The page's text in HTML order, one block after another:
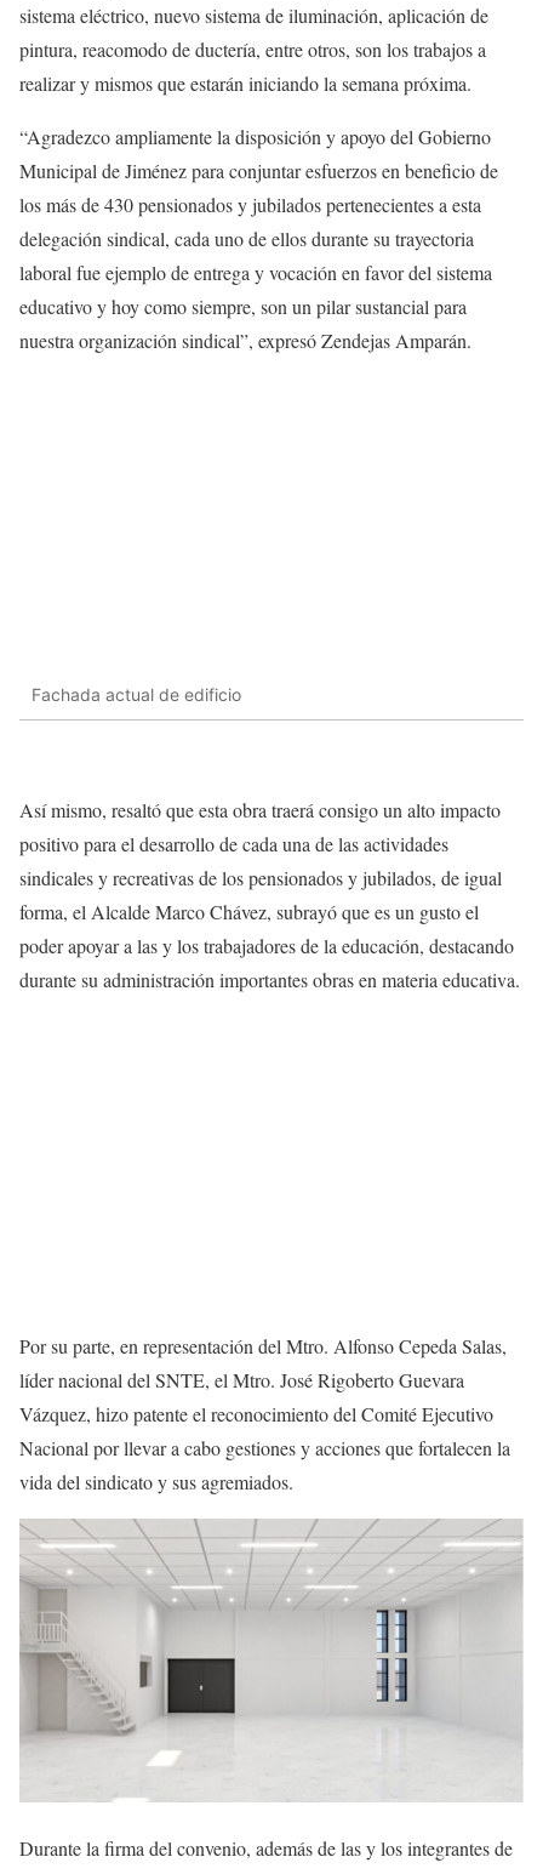
sistema eléctrico, nuevo sistema de iluminación, aplicación de
pintura, reacomodo de ductería, entre otros, son los trabajos a
realizar y mismos que estarán iniciando la semana próxima.
“Agradezco ampliamente la disposición y apoyo del Gobierno
Municipal de Jiménez para conjuntar esfuerzos en beneficio de
los más de 430 pensionados y jubilados pertenecientes a esta
delegación sindical, cada uno de ellos durante su trayectoria
laboral fue ejemplo de entrega y vocación en favor del sistema
educativo y hoy como siempre, son un pilar sustancial para
nuestra organización sindical”, expresó Zendejas Amparán.
Fachada actual de edificio
Así mismo, resaltó que esta obra traerá consigo un alto impacto
positivo para el desarrollo de cada una de las actividades
sindicales y recreativas de los pensionados y jubilados, de igual
forma, el Alcalde Marco Chávez, subrayó que es un gusto el
poder apoyar a las y los trabajadores de la educación, destacando
durante su administración importantes obras en materia educativa.
Por su parte, en representación del Mtro. Alfonso Cepeda Salas,
líder nacional del SNTE, el Mtro. José Rigoberto Guevara
Vázquez, hizo patente el reconocimiento del Comité Ejecutivo
Nacional por llevar a cabo gestiones y acciones que fortalecen la
vida del sindicato y sus agremiados.
Durante la firma del convenio, además de las y los integrantes de